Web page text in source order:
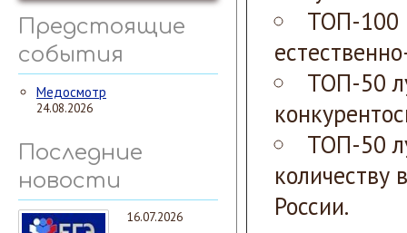
Предстоящие
события
Медосмотр
24.08.2026
Последние
новости
16.07.2026
ТОП-100
ТОП-50
ТОП-50
количеству
России.